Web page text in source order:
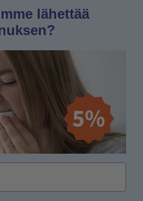
lähettää